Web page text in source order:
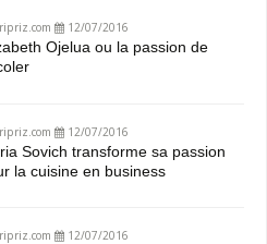
12/07/2016
Ojelua ou la passion de
12/07/2016
Sovich transforme sa passion
la cuisine en business
12/07/2016